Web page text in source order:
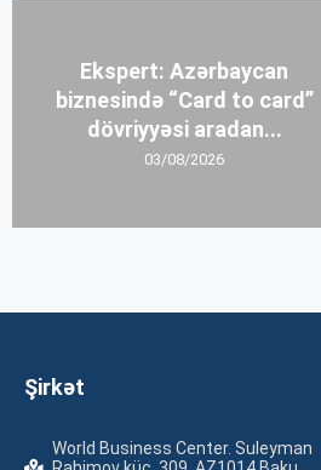
Ekspert: Azərbaycan
biznesində “Card to card”
dövriyyəsi aradan...
03/08/2026
Şirkət
World Business Center. Suleyman